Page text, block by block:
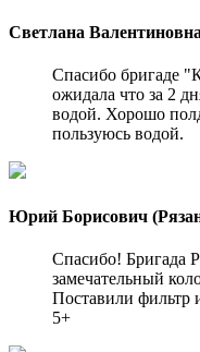
Светлана Валентиновна
Спасибо бригаде
ожидала что за 2
водой. Хорошо
пользуюсь водой.
Юрий Борисович
Спасибо! Бригада
замечательный
Поставили фильтр
5+